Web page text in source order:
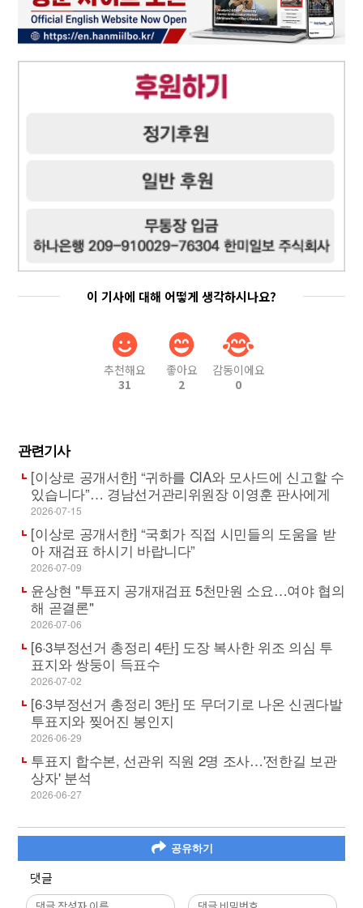
이 기사에 대해 어떻게 생각하시나요?
추천해요
31
좋아요
2
감동이에요
0
관련기사
[이상로 공개서한] “귀하를 CIA와 모사드에 신고할 수
있습니다”… 경남선거관리위원장 이영훈 판사에게
2026-07-15
[이상로 공개서한] “국회가 직접 시민들의 도움을 받
아 재검표 하시기 바랍니다”
2026-07-09
윤상현 "투표지 공개재검표 5천만원 소요…여야 협의
해 곧결론"
2026-07-06
[6·3부정선거 총정리 4탄] 도장 복사한 위조 의심 투
표지와 쌍둥이 득표수
2026-07-02
[6·3부정선거 총정리 3탄] 또 무더기로 나온 신권다발
투표지와 찢어진 봉인지
2026-06-29
투표지 합수본, 선관위 직원 2명 조사…'전한길 보관
상자' 분석
2026-06-27
공유하기
댓글